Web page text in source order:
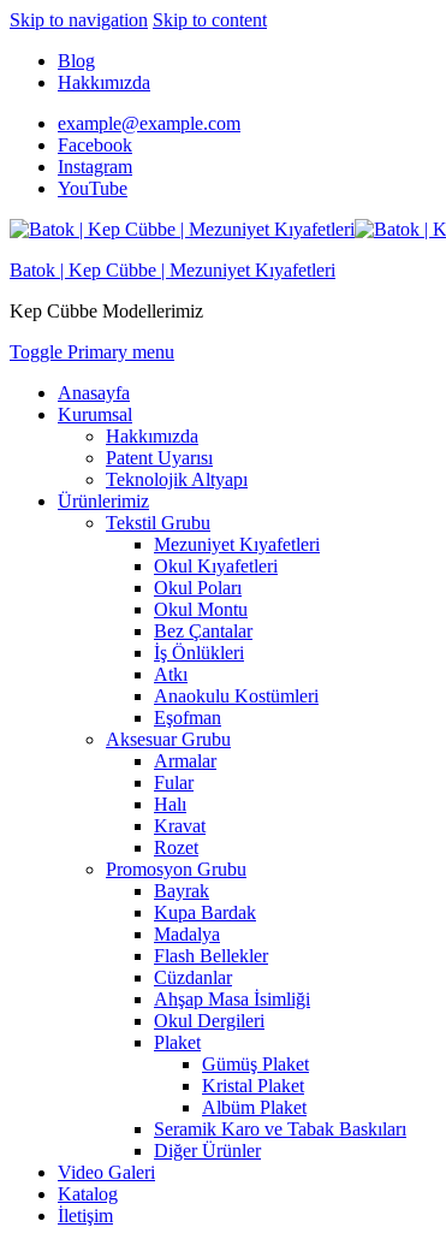
Skip to navigation Skip to content
Blog
Hakkımızda
example@example.com
Facebook
Instagram
YouTube
Batok | Kep Cübbe | Mezuniyet Kıyafetleri
Kep Cübbe Modellerimiz
Toggle Primary menu
Anasayfa
Kurumsal
Hakkımızda
Patent Uyarısı
Teknolojik Altyapı
Ürünlerimiz
Tekstil Grubu
Mezuniyet Kıyafetleri
Okul Kıyafetleri
Okul Poları
Okul Montu
Bez Çantalar
İş Önlükleri
Atkı
Anaokulu Kostümleri
Eşofman
Aksesuar Grubu
Armalar
Fular
Halı
Kravat
Rozet
Promosyon Grubu
Bayrak
Kupa Bardak
Madalya
Flash Bellekler
Cüzdanlar
Ahşap Masa İsimliği
Okul Dergileri
Plaket
Gümüş Plaket
Kristal Plaket
Albüm Plaket
Seramik Karo ve Tabak Baskıları
Diğer Ürünler
Video Galeri
Katalog
İletişim